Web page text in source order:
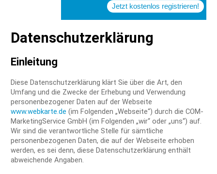
Datenschutzerklärung
Einleitung
Diese Datenschutzerklärung klärt Sie über die Art, den
Umfang und die Zwecke der Erhebung und Verwendung
personenbezogener Daten auf der Webseite
www.webkarte.de (im Folgenden „Webseite“) durch die COM-
MarketingService GmbH (im Folgenden „wir“ oder „uns“) auf.
Wir sind die verantwortliche Stelle für sämtliche
personenbezogenen Daten, die auf der Webseite erhoben
werden, es sei denn, diese Datenschutzerklärung enthält
abweichende Angaben.